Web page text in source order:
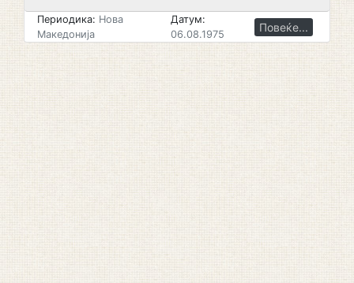
Периодика: Нова
Македонија
Датум:
06.08.1975
Повеќе...